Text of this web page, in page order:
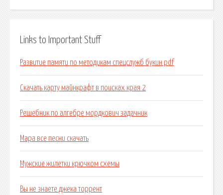
Links to Important Stuff
Развитие памяти по методикам спецслужб букин pdf
Скачать карту майнкрафт в поисках края 2
Решебник по алгебре мордкович задачник
Мара все песни скачать
Мужские жилетки крючком схемы
Вы не знаете джека торрент